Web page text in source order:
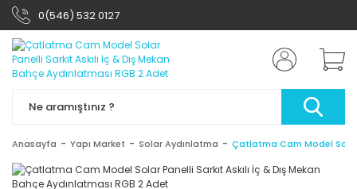
0(546) 532 0127
Anasayfa Yapı Market Solar Aydınlatma Çatlatma Cam Model Solar